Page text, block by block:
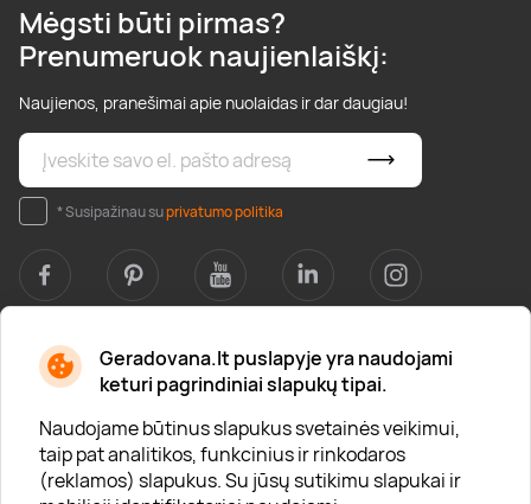
Geradovana.lt puslapyje yra naudojami
keturi pagrindiniai slapukų tipai.
Naudojame būtinus slapukus svetainės veikimui,
taip pat analitikos, funkcinius ir rinkodaros
(reklamos) slapukus. Su jūsų sutikimu slapukai ir
Mėgsti būti pirmas?
Prenumeruok naujienlaiškį:
Naujienos, pranešimai apie nuolaidas ir dar daugiau!
* Susipažinau suprivatumo politika
Apie mus
Apie „Gera Dovana“
Lojalumo klubas